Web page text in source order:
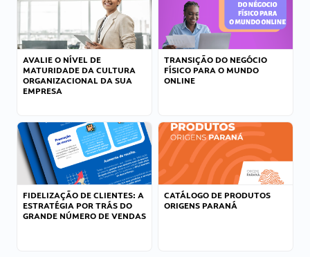
AVALIE O NÍVEL DE
MATURIDADE DA CULTURA
ORGANIZACIONAL DA SUA
EMPRESA
TRANSIÇÃO DO NEGÓCIO
FÍSICO PARA O MUNDO
ONLINE
FIDELIZAÇÃO DE CLIENTES: A
ESTRATÉGIA POR TRÁS DO
GRANDE NÚMERO DE VENDAS
CATÁLOGO DE PRODUTOS
ORIGENS PARANÁ